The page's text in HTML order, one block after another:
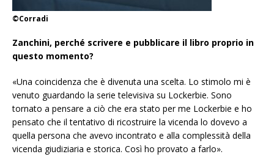
©Corradi
Zanchini, perché scrivere e pubblicare il libro proprio in
questo momento?
«Una coincidenza che è divenuta una scelta. Lo stimolo mi è
venuto guardando la serie televisiva su Lockerbie. Sono
tornato a pensare a ciò che era stato per me Lockerbie e ho
pensato che il tentativo di ricostruire la vicenda lo dovevo a
quella persona che avevo incontrato e alla complessità della
vicenda giudiziaria e storica. Così ho provato a farlo».